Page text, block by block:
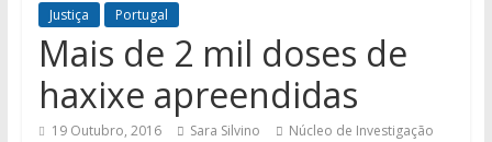
Justiça Portugal
Mais de 2 mil doses de
haxixe apreendidas
19 Outubro, 2016 Sara Silvino
Núcleo de Investigação